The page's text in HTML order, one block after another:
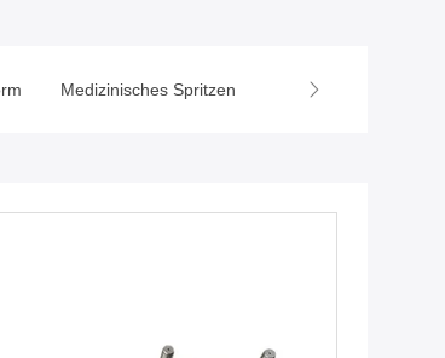
Medizinisches Spritzen Haushaltsgerät-Form